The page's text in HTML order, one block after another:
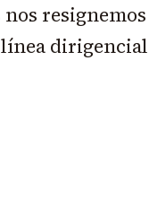
dirigencial